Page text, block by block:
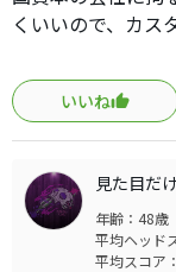
くいいので、カス
さすがに日本製
く、カタログ通り
あとは腕の問題です
ツアステ最後の限
く、いいイメー
とメーカーで組ま
このヘッドを生
X100も考えまし
いいね
見た目だ
年齢：48歳
平均ヘッド
平均スコア